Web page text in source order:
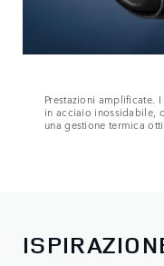
Prestazioni amplificate.
in acciaio inossidabile,
una gestione termica